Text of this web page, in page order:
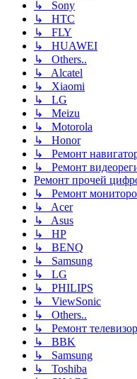
↳ Sony
↳ HTC
↳ FLY
↳ HUAWEI
↳ Others..
↳ Alcatel
↳ Xiaomi
↳ LG
↳ Meizu
↳ Motorola
↳ Honor
↳ Ремонт
↳ Ремонт
Ремонт прочей
↳ Ремонт
↳ Acer
↳ Asus
↳ HP
↳ BENQ
↳ Samsung
↳ LG
↳ PHILIPS
↳ ViewSonic
↳ Others..
↳ Ремонт
↳ BBK
↳ Samsung
↳ Toshiba